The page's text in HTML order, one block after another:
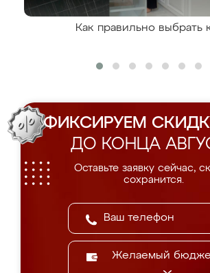
Как правильно выбрать
ФИКСИРУЕМ
ДО КОНЦА
Оставьте заявку сейчас,
сохранится.
Желаемый